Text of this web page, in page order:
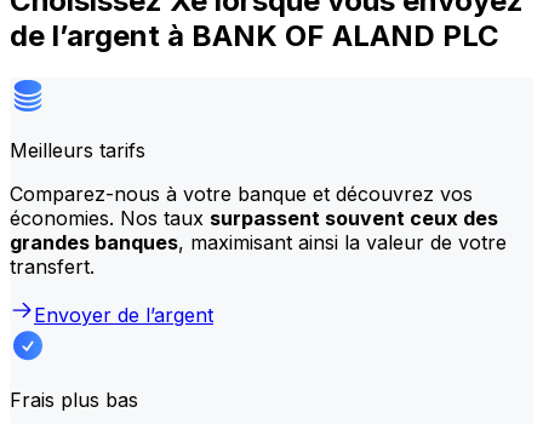
de l’argent à BANK OF ALAND PLC
Meilleurs tarifs
Comparez-nous à votre banque et découvrez vos
économies. Nos taux surpassent souvent ceux des
grandes banques, maximisant ainsi la valeur de votre
transfert.
Envoyer de l’argent
Frais plus bas